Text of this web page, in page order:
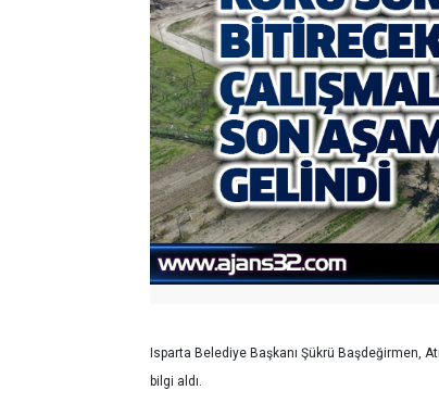
Isparta Belediye Başkanı Şükrü Başdeğirmen,
bilgi aldı.